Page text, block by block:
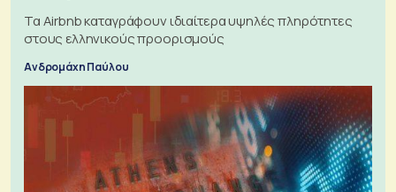
Τα Airbnb καταγράφουν ιδιαίτερα υψηλές πληρότητες
στους ελληνικούς προορισμούς
Ανδρομάχη Παύλου